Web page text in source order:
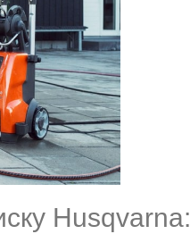
Husqvarna: